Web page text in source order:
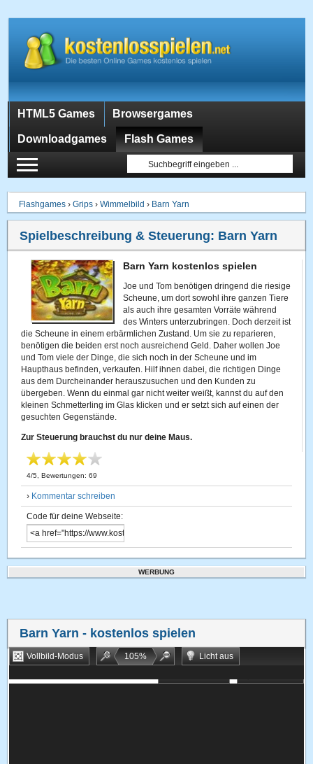
HTML5 Games Browsergames
Downloadgames Flash Games
Flashgames ›Grips ›Wimmelbild › Barn Yarn
Spielbeschreibung & Steuerung: Barn Yarn
Barn Yarn kostenlos spielen
Joe und Tom benötigen dringend die riesige
Scheune, um dort sowohl ihre ganzen Tiere
als auch ihre gesamten Vorräte während
des Winters unterzubringen. Doch derzeit ist
die Scheune in einem erbärmlichen Zustand. Um sie zu reparieren,
benötigen die beiden erst noch ausreichend Geld. Daher wollen Joe
und Tom viele der Dinge, die sich noch in der Scheune und im
Haupthaus befinden, verkaufen. Hilf ihnen dabei, die richtigen Dinge
aus dem Durcheinander herauszusuchen und den Kunden zu
übergeben. Wenn du einmal gar nicht weiter weißt, kannst du auf den
kleinen Schmetterling im Glas klicken und er setzt sich auf einen der
gesuchten Gegenstände.
Zur Steuerung brauchst du nur deine Maus.
4/5 , Bewertungen:69
› Kommentar schreiben
Code für deine Webseite:
WERBUNG
Barn Yarn - kostenlos spielen
Vollbild-Modus 105%
Licht aus